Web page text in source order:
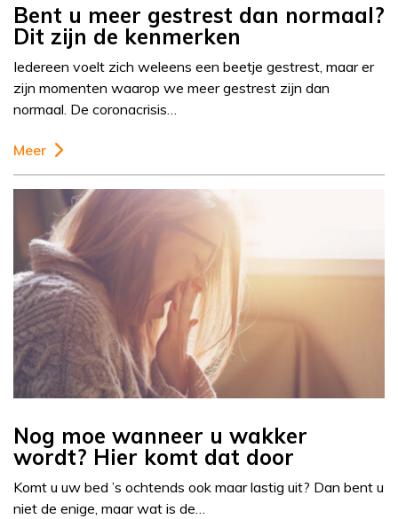
Bent u meer gestrest dan normaal?
Dit zijn de kenmerken
Iedereen voelt zich weleens een beetje gestrest, maar er
zijn momenten waarop we meer gestrest zijn dan
normaal. De coronacrisis…
Meer
Nog moe wanneer u wakker
wordt? Hier komt dat door
Komt u uw bed ’s ochtends ook maar lastig uit? Dan bent u
niet de enige, maar wat is de…